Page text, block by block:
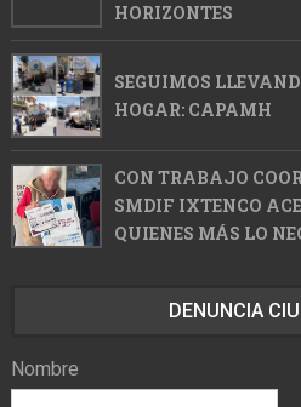
HORIZONTES
SEGUIMOS
HOGAR: CAPAMH
CON TRABAJO
SMDIF IXTENCO
QUIENES MÁS LO
DENUNCIA
Nombre